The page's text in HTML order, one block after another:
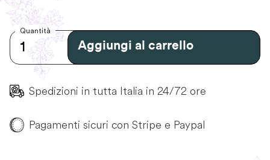
Quantità
Aggiungi al carrello
Spedizioni in tutta Italia in 24/72 ore
Pagamenti sicuri con Stripe e Paypal